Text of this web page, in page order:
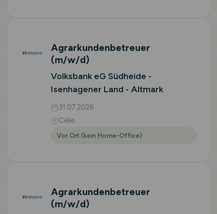
Agrarkundenbetreuer
(m/w/d)
Volksbank eG Südheide -
Isenhagener Land - Altmark
31.07.2026
Celle
Vor Ort (kein Home-Office)
Agrarkundenbetreuer
(m/w/d)